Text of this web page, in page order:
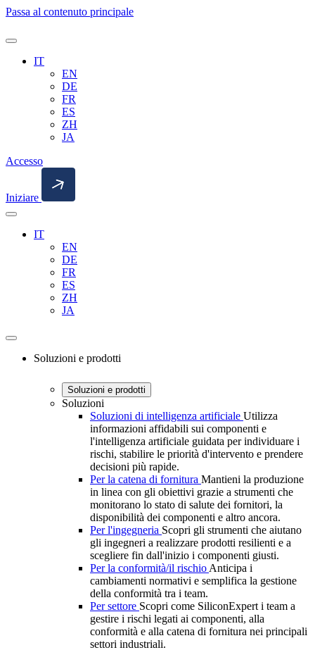
Passa al contenuto principale
Ricerca
apertaIT
EN
DE
FR
ES
ZH
JA
Accesso
Iniziare
Ricerca
apertaIT
EN
DE
FR
ES
ZH
JA
Apri
Soluzioni e prodotti
Soluzioni e prodotti
Soluzioni
Soluzioni di intelligenza artificiale Utilizza
informazioni affidabili sui componenti e
l'intelligenza artificiale guidata per individuare i
rischi, stabilire le priorità d'intervento e prendere
decisioni più rapide.
Per la catena di fornitura Mantieni la produzione
in linea con gli obiettivi grazie a strumenti che
monitorano lo stato di salute dei fornitori, la
disponibilità dei componenti e altro ancora.
Per l'ingegneria Scopri gli strumenti che aiutano
gli ingegneri a realizzare prodotti resilienti e a
scegliere fin dall'inizio i componenti giusti.
Per la conformità/il rischio Anticipa i
cambiamenti normativi e semplifica la gestione
della conformità tra i team.
Per settore Scopri come SiliconExpert i team a
gestire i rischi legati ai componenti, alla
conformità e alla catena di fornitura nei principali
settori industriali.